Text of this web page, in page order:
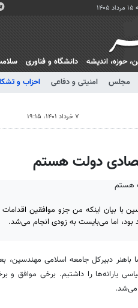
حوزه، انديشه دانشگاه و فناوری
مجلس امنیتی و دفاعی احزاب و
۷ خرداد ۱۴۰۱، ۱۹:۱۵
دولت هستم
با بیان اینکه من جزو موافقین
اما می‌بایست به زودی انجام می‌شد.
باهنر دبیرکل جامعه اسلامی مهندسین،
یارانه‌ها را داشتیم. برخی موافق و
می‌شد.